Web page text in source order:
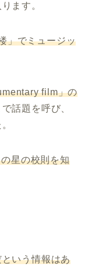
ます。
」でミュージッ
film」の
話題を呼び、
星の校則を知
いう情報はあ